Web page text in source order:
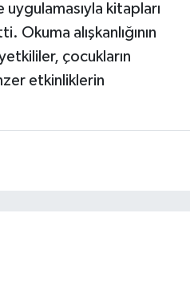
kitapları
alışkanlığının
çocukların
etkinliklerin